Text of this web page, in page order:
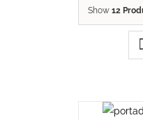
Show 12